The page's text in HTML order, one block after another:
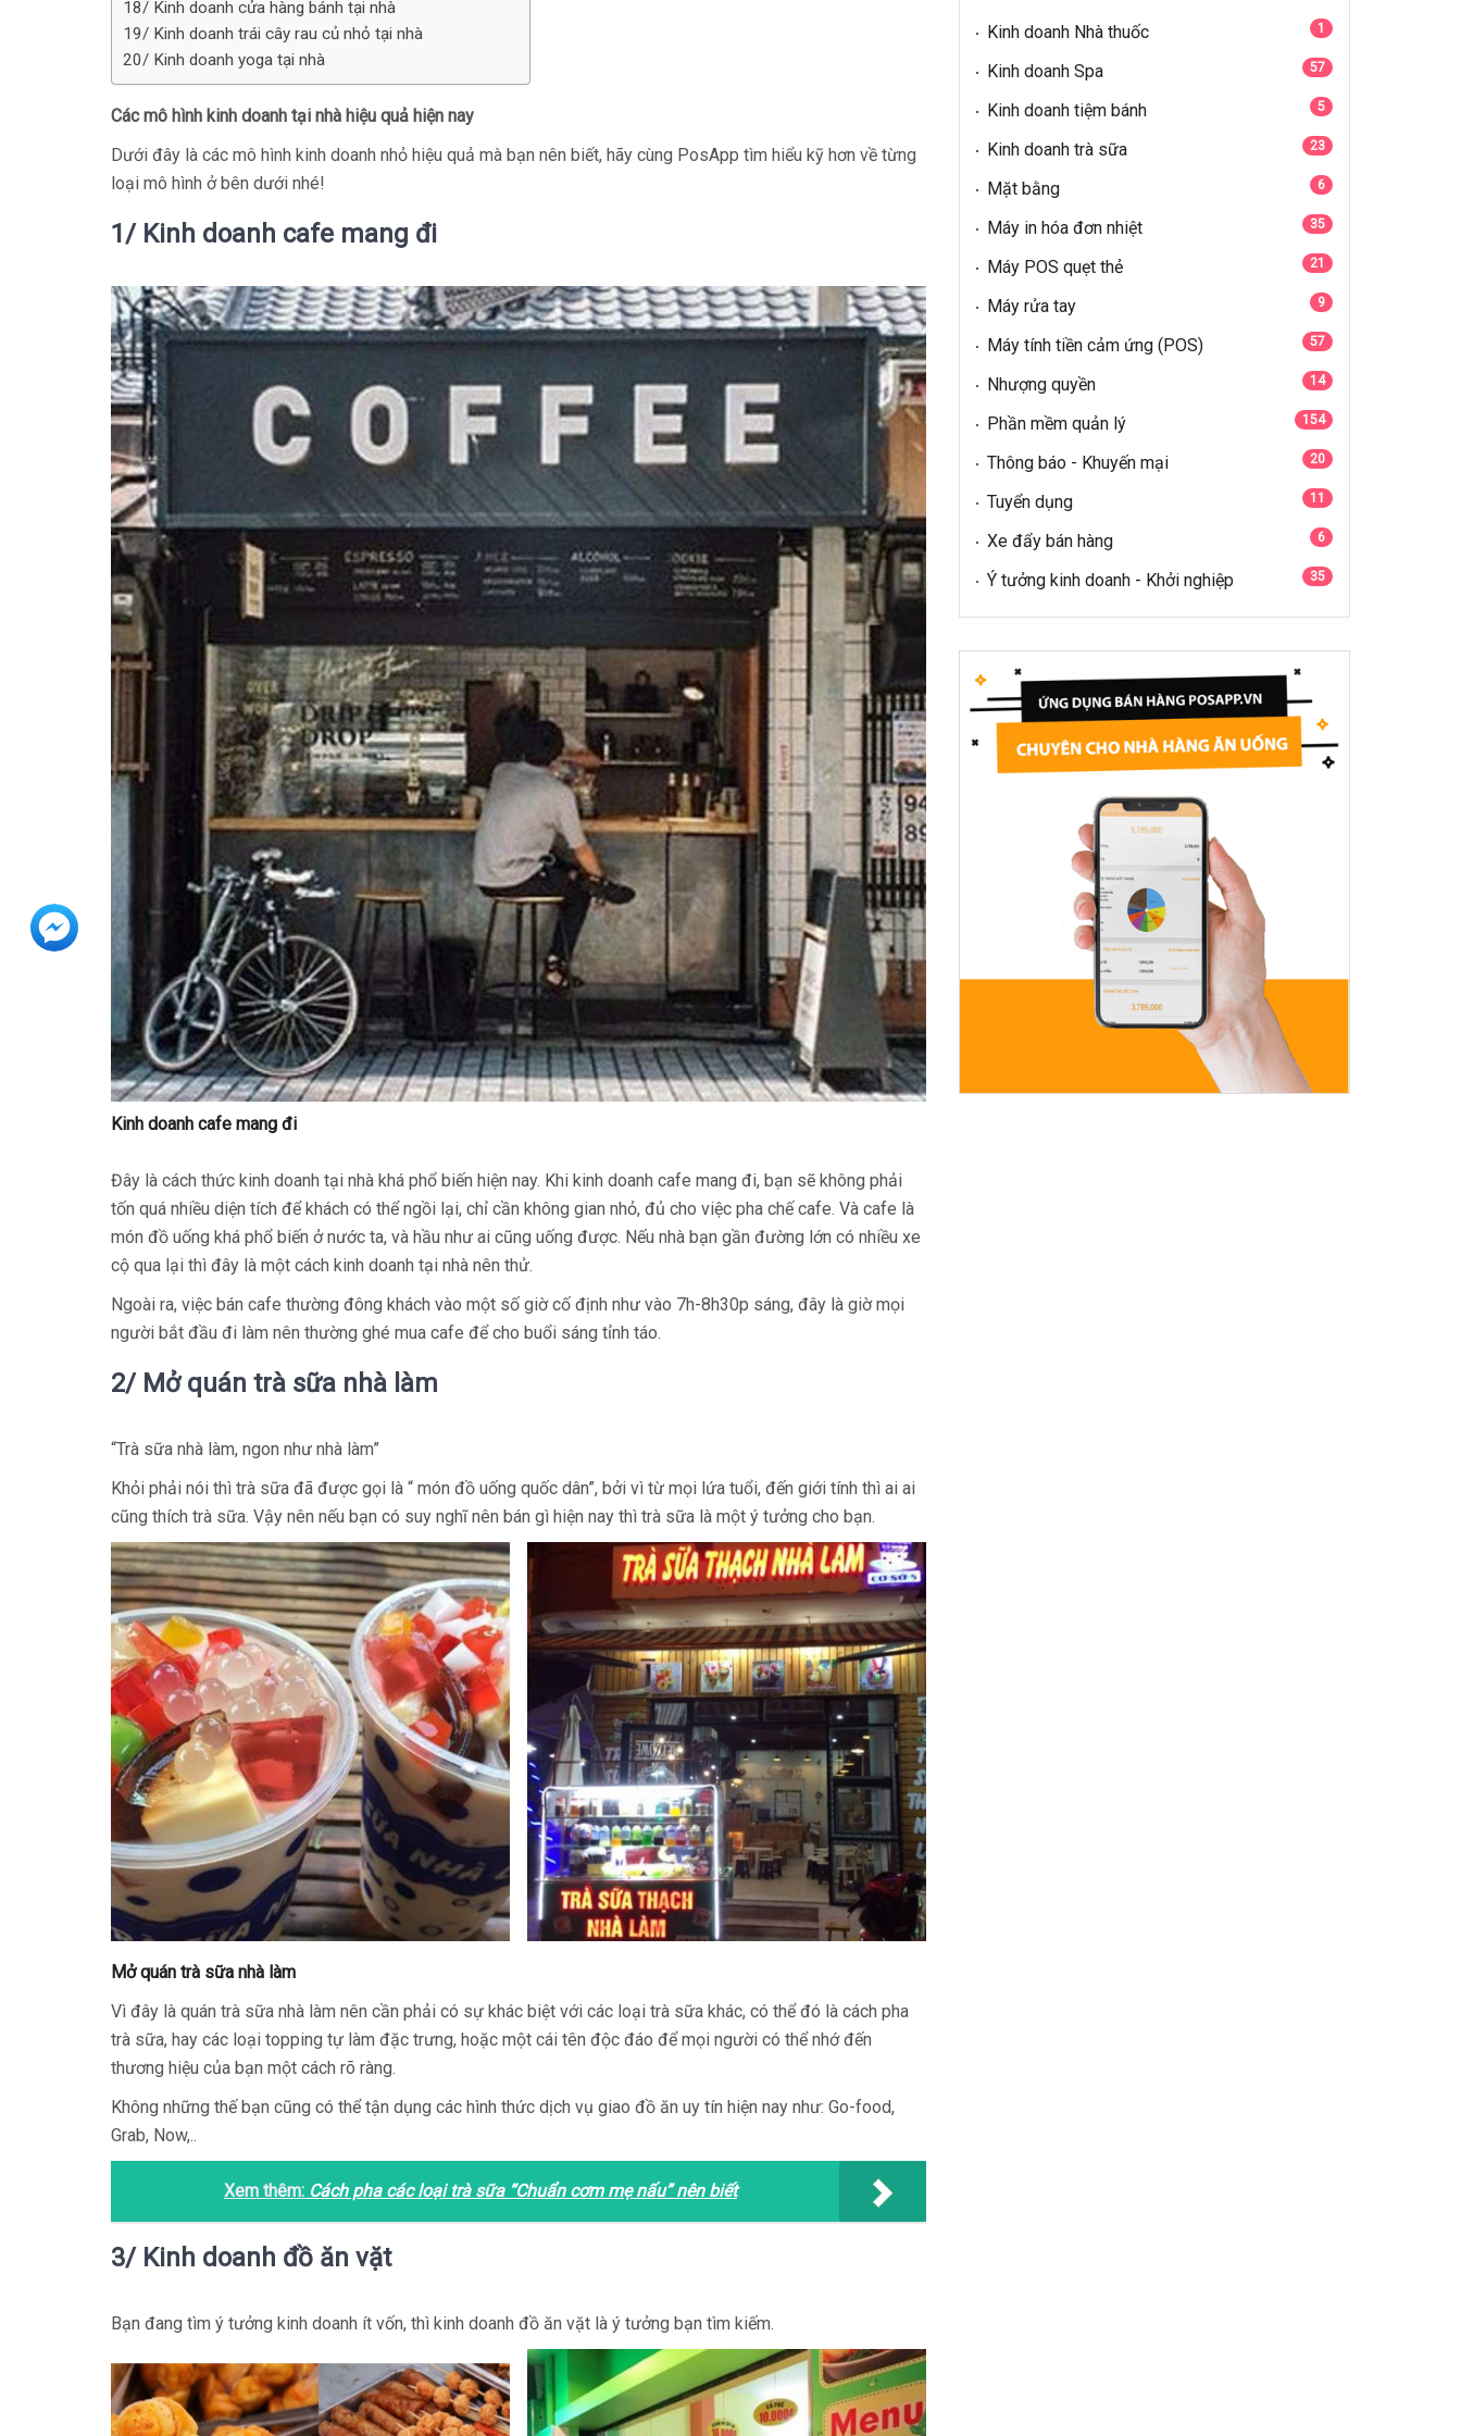
18/ Kinh doanh cửa hàng bánh tại nhà
19/ Kinh doanh trái cây rau củ nhỏ tại nhà
20/ Kinh doanh yoga tại nhà
Các mô hình kinh doanh tại nhà hiệu quả hiện nay
Dưới đây là các mô hình kinh doanh nhỏ hiệu quả mà bạn nên biết, hãy cùng PosApp tìm hiểu kỹ hơn về từng
loại mô hình ở bên dưới nhé!
1/ Kinh doanh cafe mang đi
Kinh doanh cafe mang đi
Đây là cách thức kinh doanh tại nhà khá phổ biến hiện nay. Khi kinh doanh cafe mang đi, bạn sẽ không phải
tốn quá nhiều diện tích để khách có thể ngồi lại, chỉ cần không gian nhỏ, đủ cho việc pha chế cafe. Và cafe là
món đồ uống khá phổ biến ở nước ta, và hầu như ai cũng uống được. Nếu nhà bạn gần đường lớn có nhiều xe
cộ qua lại thì đây là một cách kinh doanh tại nhà nên thử.
Ngoài ra, việc bán cafe thường đông khách vào một số giờ cố định như vào 7h-8h30p sáng, đây là giờ mọi
người bắt đầu đi làm nên thường ghé mua cafe để cho buổi sáng tỉnh táo.
2/ Mở quán trà sữa nhà làm
“Trà sữa nhà làm, ngon như nhà làm”
Khỏi phải nói thì trà sữa đã được gọi là “ món đồ uống quốc dân”, bởi vì từ mọi lứa tuổi, đến giới tính thì ai ai
cũng thích trà sữa. Vậy nên nếu bạn có suy nghĩ nên bán gì hiện nay thì trà sữa là một ý tưởng cho bạn.
Mở quán trà sữa nhà làm
Vì đây là quán trà sữa nhà làm nên cần phải có sự khác biệt với các loại trà sữa khác, có thể đó là cách pha
trà sữa, hay các loại topping tự làm đặc trưng, hoặc một cái tên độc đáo để mọi người có thể nhớ đến
thương hiệu của bạn một cách rõ ràng.
Không những thế bạn cũng có thể tận dụng các hình thức dịch vụ giao đồ ăn uy tín hiện nay như: Go-food,
Grab, Now,..
Xem thêm: Cách pha các loại trà sữa “Chuẩn cơm mẹ nấu” nên biết
3/ Kinh doanh đồ ăn vặt
Bạn đang tìm ý tưởng kinh doanh ít vốn, thì kinh doanh đồ ăn vặt là ý tưởng bạn tìm kiếm.
Kinh doanh Nhà thuốc 1
Kinh doanh Spa 57
Kinh doanh tiệm bánh 5
Kinh doanh trà sữa 23
Mặt bằng 6
Máy in hóa đơn nhiệt 35
Máy POS quẹt thẻ 21
Máy rửa tay 9
Máy tính tiền cảm ứng (POS) 57
Nhượng quyền 14
Phần mềm quản lý 154
Thông báo - Khuyến mại 20
Tuyển dụng 11
Xe đẩy bán hàng 6
Ý tưởng kinh doanh - Khởi nghiệp 35